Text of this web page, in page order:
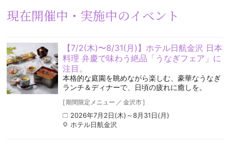
現在開催中・実施中のイベント
【7/2(木)〜8/31(月)】ホテル日航金沢 日本
料理 弁慶で味わう絶品「うなぎフェア」に
注目。
本格的な庭園を眺めながら楽しむ、豪華なうなぎ
ランチ＆ディナーで、日頃の疲れに癒しを。
[期間限定メニュー ／ 金沢市]
2026年7月2日(木)～8月31日(月)
ホテル日航金沢